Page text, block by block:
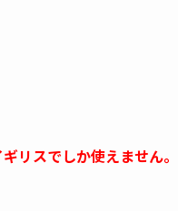
リスでしか使えません。